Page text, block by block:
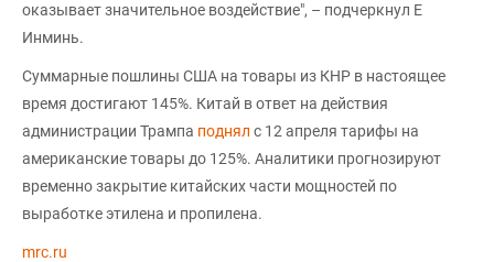
оказывает значительное воздействие", – подчеркнул Е
Инминь.
Суммарные пошлины США на товары из КНР в настоящее
время достигают 145%. Китай в ответ на действия
администрации Трампа поднял с 12 апреля тарифы на
американские товары до 125%. Аналитики прогнозируют
временно закрытие китайских части мощностей по
выработке этилена и пропилена.
mrc.ru